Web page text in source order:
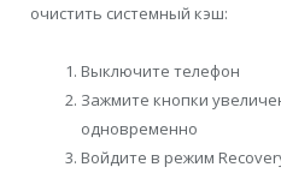
очистить системный кэш:
Выключите телефон
Зажмите кнопки
одновременно
Войдите в режим